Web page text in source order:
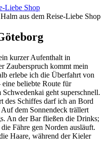
aus dem Reise-Liebe Shop
kurzer Aufenthalt in
Zauberspruch kommt mein
erlebe ich die Überfahrt von
beliebte Route für
geht superschnell.
des Schiffes darf ich an Bord
dem Sonnendeck trällert
An der Bar fließen die Drinks;
Fähre gen Norden ausläuft.
Haare, während der Kieler